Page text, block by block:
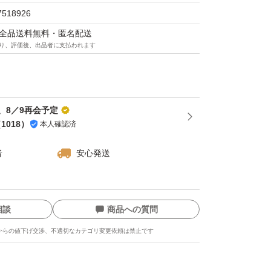
品送料無料・匿名配送
、評価後、出品者に支払われます
8／9再会予定
1018） 本人確認済
安心発送
談 商品への質問
らの値下げ交渉、不適切なカテゴリ変更依頼は禁止です